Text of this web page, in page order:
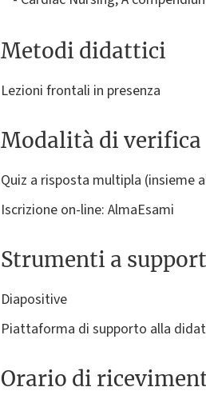
Metodi didattici
Lezioni frontali in presenza
Modalità di
Quiz a risposta multipla (insieme
Iscrizione on-line: AlmaEsami
Strumenti a
Diapositive
Piattaforma di supporto alla
Orario di